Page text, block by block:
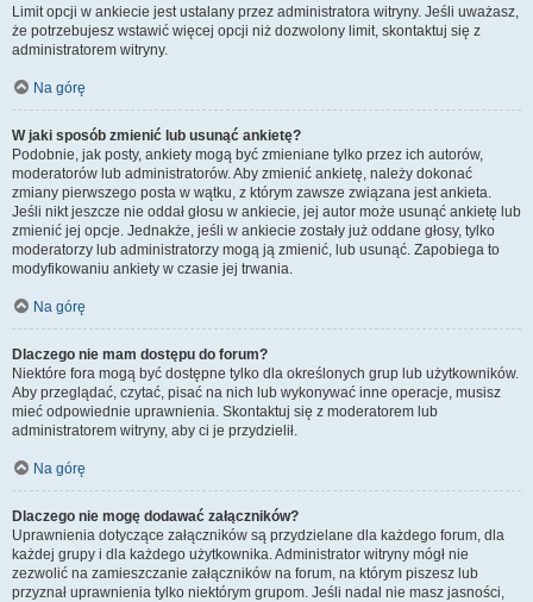
Limit opcji w ankiecie jest ustalany przez administratora witryny. Jeśli uważasz,
że potrzebujesz wstawić więcej opcji niż dozwolony limit, skontaktuj się z
administratorem witryny.
Na górę
W jaki sposób zmienić lub usunąć ankietę?
Podobnie, jak posty, ankiety mogą być zmieniane tylko przez ich autorów,
moderatorów lub administratorów. Aby zmienić ankietę, należy dokonać
zmiany pierwszego posta w wątku, z którym zawsze związana jest ankieta.
Jeśli nikt jeszcze nie oddał głosu w ankiecie, jej autor może usunąć ankietę lub
zmienić jej opcje. Jednakże, jeśli w ankiecie zostały już oddane głosy, tylko
moderatorzy lub administratorzy mogą ją zmienić, lub usunąć. Zapobiega to
modyfikowaniu ankiety w czasie jej trwania.
Na górę
Dlaczego nie mam dostępu do forum?
Niektóre fora mogą być dostępne tylko dla określonych grup lub użytkowników.
Aby przeglądać, czytać, pisać na nich lub wykonywać inne operacje, musisz
mieć odpowiednie uprawnienia. Skontaktuj się z moderatorem lub
administratorem witryny, aby ci je przydzielił.
Na górę
Dlaczego nie mogę dodawać załączników?
Uprawnienia dotyczące załączników są przydzielane dla każdego forum, dla
każdej grupy i dla każdego użytkownika. Administrator witryny mógł nie
zezwolić na zamieszczanie załączników na forum, na którym piszesz lub
przyznał uprawnienia tylko niektórym grupom. Jeśli nadal nie masz jasności,